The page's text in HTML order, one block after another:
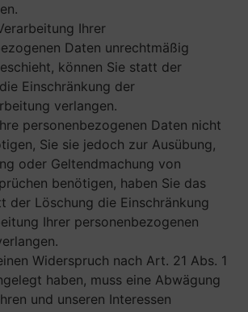
Ihrer
Daten unrechtmäßig
können Sie statt der
Einschränkung der
verlangen.
personenbezogenen Daten nicht
Sie sie jedoch zur Ausübung,
oder Geltendmachung von
benötigen, haben Sie das
der Löschung die Einschränkung
Ihrer personenbezogenen
Widerspruch nach Art. 21 Abs. 1
haben, muss eine Abwägung
und unseren Interessen